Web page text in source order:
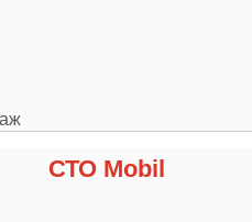
СТО Mobil